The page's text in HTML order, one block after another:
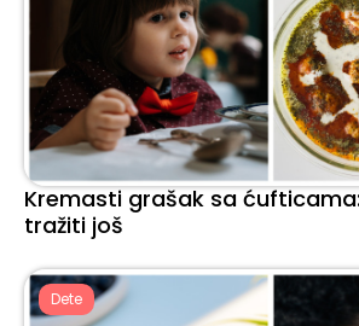
Kremasti grašak sa
tražiti još
Dete